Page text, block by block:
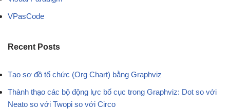
VPasCode
Recent Posts
Tạo sơ đồ tổ chức (Org Chart) bằng Graphviz
Thành thạo các bộ động lực bố cục trong Graphviz: Dot so với
Neato so với Twopi so với Circo